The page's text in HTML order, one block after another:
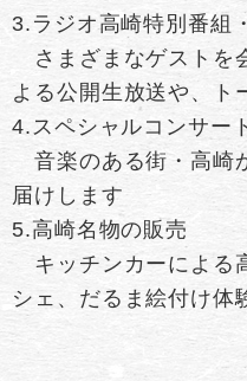
3.ラジオ高崎特別番組
さまざまなゲストを
よる公開生放送や、ト
4.スペシャルコンサー
音楽のある街・高崎
届けします
5.高崎名物の販売
キッチンカーによる
シェ、だるま絵付け体